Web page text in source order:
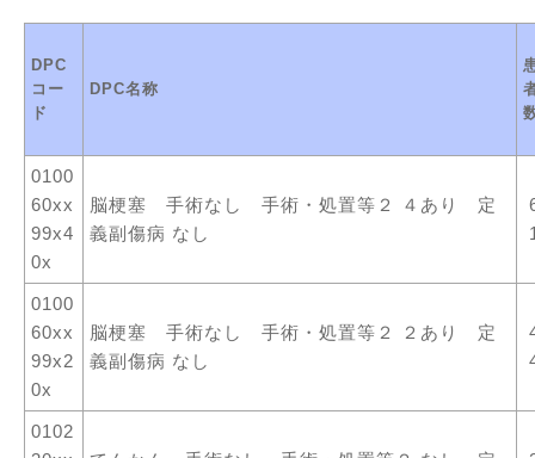
DPC
コー
ド
DPC名称
0100
60xx
99x4
0x
脳梗塞 手術なし 手術・処置等２ ４あり 定
義副傷病 なし
0100
60xx
99x2
0x
脳梗塞 手術なし 手術・処置等２ ２あり 定
義副傷病 なし
0102